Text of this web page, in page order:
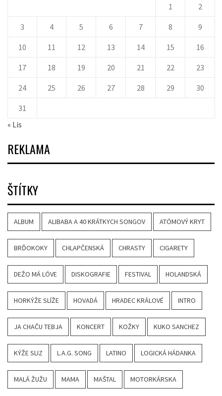
1
2
3 4 5 6 7 8 9
10 11 12 13 14 15 16
17 18 19 20 21 22 23
24 25 26 27 28 29 30
31
« Lis
REKLAMA
ŠTÍTKY
ALBUM ALIBABA A 40 KRÁTKYCH SONGOV ATÓMOVÝ KRYT
BRĎOKOKY CHLAPČENSKÁ CHRASTY CIGARETY
DEŽO MÁ LÓVE DISKOGRAFIE FESTIVAL HOLANDSKÁ
HORKÝŽE SLÍŽE HOVADÁ HRADEC KRÁLOVÉ INTRO
JA CHAČU TEBJA KONCERT KOŽKY KUKO SANCHEZ
KÝŽE SLIZ L.A.G. SONG LATINO LOGICKÁ HÁDANKA
MALÁ ŽUŽU MAMA MAŠTAL MOTORKÁRSKA